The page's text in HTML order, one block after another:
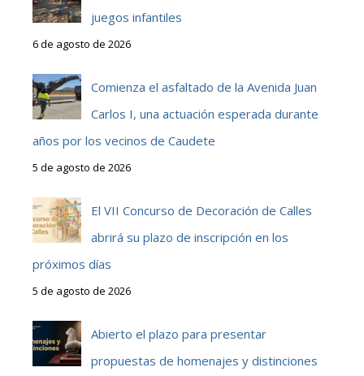
juegos infantiles
6 de agosto de 2026
Comienza el asfaltado de la Avenida Juan
Carlos I, una actuación esperada durante
años por los vecinos de Caudete
5 de agosto de 2026
El VII Concurso de Decoración de Calles
abrirá su plazo de inscripción en los
próximos días
5 de agosto de 2026
Abierto el plazo para presentar
propuestas de homenajes y distinciones